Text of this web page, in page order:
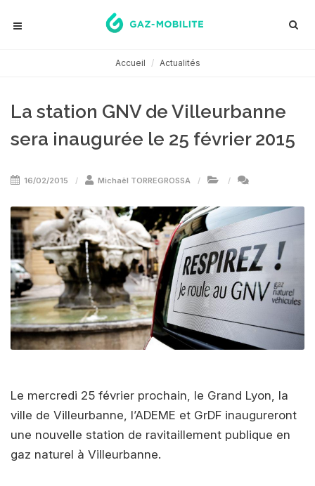
Accueil Actualités
La station GNV de Villeurbanne
sera inaugurée le 25 février 2015
16/02/2015 Michaël TORREGROSSA
Le mercredi 25 février prochain, le Grand Lyon, la
ville de Villeurbanne, l’ADEME et GrDF inaugureront
une nouvelle station de ravitaillement publique en
gaz naturel à Villeurbanne.